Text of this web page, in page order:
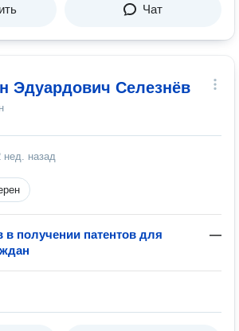
Чат
Эдуардович Селезнёв
нед. назад
получении патентов для
—